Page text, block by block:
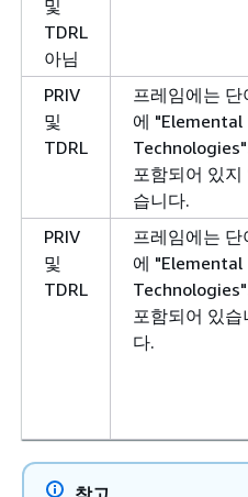
및
TDRL
아님
PRIV
및
TDRL
프레임에는 단
에 "Elemental
포함되어 있지
습니다.
PRIV
및
TDRL
프레임에는 단
에 "Elemental
포함되어 있습
다.